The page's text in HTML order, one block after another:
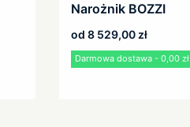
Narożnik BOZZI
od 8 529,00 zł
Darmowa dostawa - 0,00 zł